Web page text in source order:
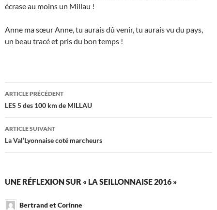
écrase au moins un Millau !
Anne ma sœur Anne, tu aurais dû venir, tu aurais vu du pays,
un beau tracé et pris du bon temps !
Navigation
des
articles
ARTICLE PRÉCÉDENT
LES 5 des 100 km de MILLAU
ARTICLE SUIVANT
La Val’Lyonnaise coté marcheurs
UNE RÉFLEXION SUR « LA SEILLONNAISE 2016 »
Bertrand et Corinne